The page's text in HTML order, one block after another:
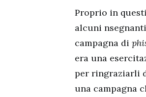
Proprio in
alcuni
campagna di
era una
per ringraziarli
una campagna